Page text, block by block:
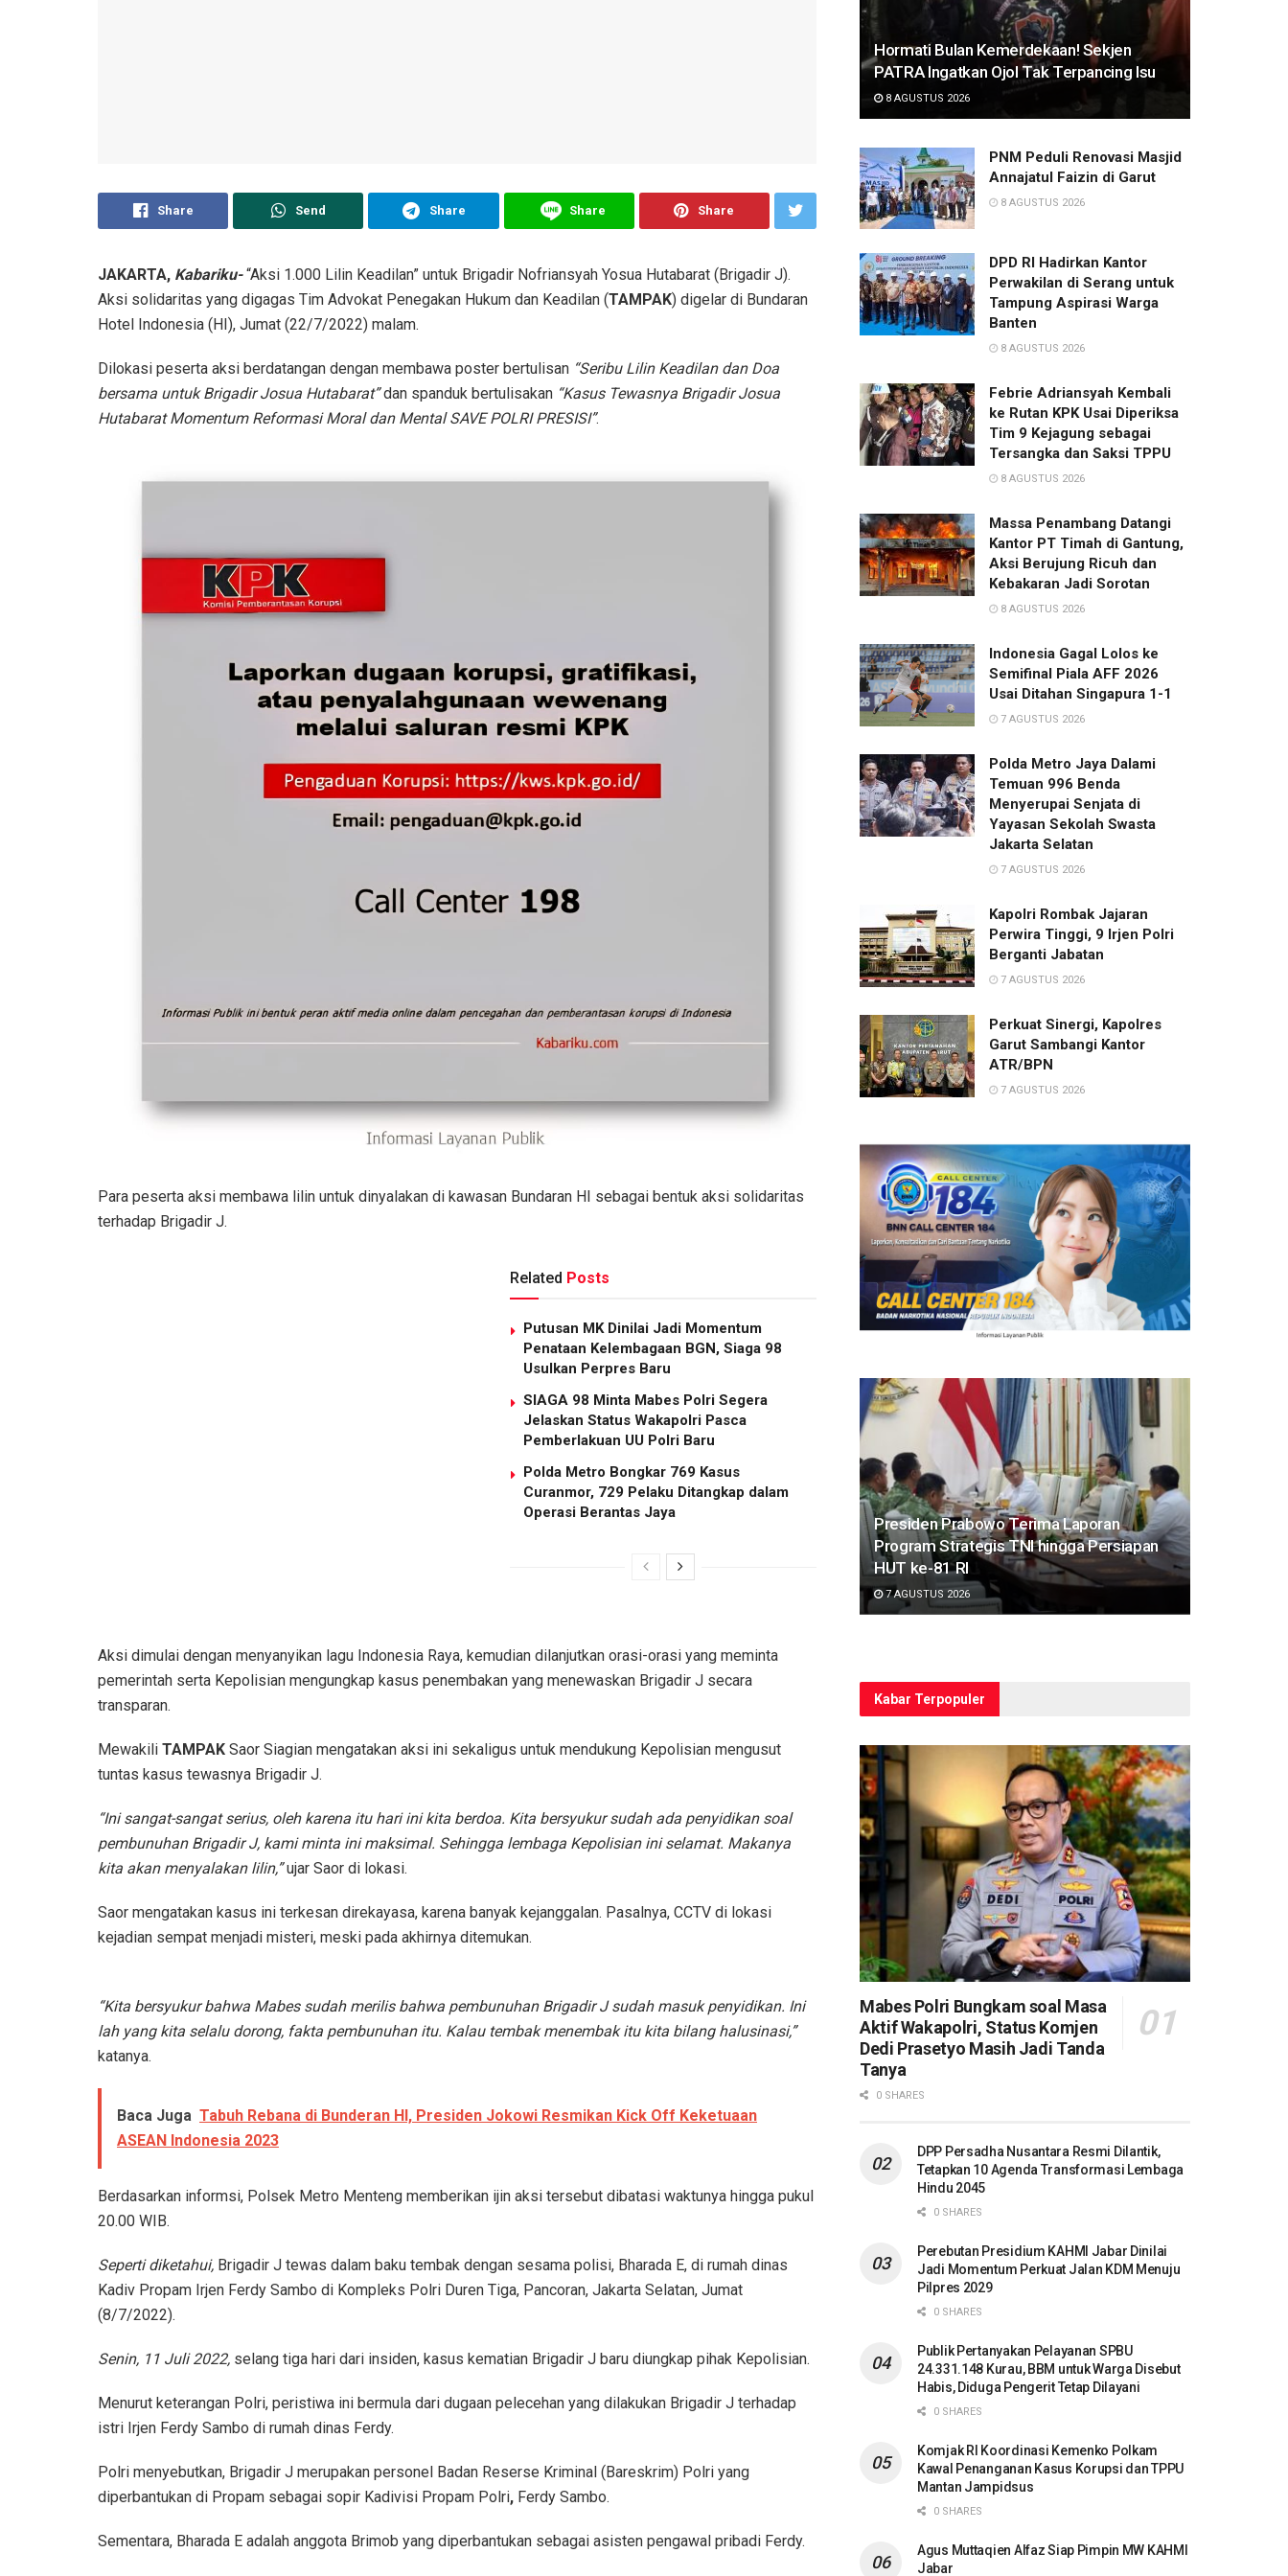
Share Send Share Share Share
JAKARTA, Kabariku-“Aksi 1.000 Lilin Keadilan” untuk Brigadir Nofriansyah Yosua Hutabarat (Brigadir J).
Aksi solidaritas yang digagas Tim Advokat Penegakan Hukum dan Keadilan (TAMPAK) digelar di Bundaran
Hotel Indonesia (HI), Jumat (22/7/2022) malam.
Dilokasi peserta aksi berdatangan dengan membawa poster bertulisan “Seribu Lilin Keadilan dan Doa
bersama untuk Brigadir Josua Hutabarat”dan spanduk bertulisakan “Kasus Tewasnya Brigadir Josua
Hutabarat Momentum Reformasi Moral dan Mental SAVE POLRI PRESISI”.
Para peserta aksi membawa lilin untuk dinyalakan di kawasan Bundaran HI sebagai bentuk aksi solidaritas
terhadap Brigadir J.
Related Posts
Putusan MK Dinilai Jadi Momentum
Penataan Kelembagaan BGN, Siaga 98
Usulkan Perpres Baru
SIAGA 98 Minta Mabes Polri Segera
Jelaskan Status Wakapolri Pasca
Pemberlakuan UU Polri Baru
Polda Metro Bongkar 769 Kasus
Curanmor, 729 Pelaku Ditangkap dalam
Operasi Berantas Jaya
Aksi dimulai dengan menyanyikan lagu Indonesia Raya, kemudian dilanjutkan orasi-orasi yang meminta
pemerintah serta Kepolisian mengungkap kasus penembakan yang menewaskan Brigadir J secara
transparan.
Mewakili TAMPAK Saor Siagian mengatakan aksi ini sekaligus untuk mendukung Kepolisian mengusut
tuntas kasus tewasnya Brigadir J.
“Ini sangat-sangat serius, oleh karena itu hari ini kita berdoa. Kita bersyukur sudah ada penyidikan soal
pembunuhan Brigadir J, kami minta ini maksimal. Sehingga lembaga Kepolisian ini selamat. Makanya
kita akan menyalakan lilin,”ujar Saor di lokasi.
Saor mengatakan kasus ini terkesan direkayasa, karena banyak kejanggalan. Pasalnya, CCTV di lokasi
kejadian sempat menjadi misteri, meski pada akhirnya ditemukan.
“Kita bersyukur bahwa Mabes sudah merilis bahwa pembunuhan Brigadir J sudah masuk penyidikan. Ini
lah yang kita selalu dorong, fakta pembunuhan itu. Kalau tembak menembak itu kita bilang halusinasi,”
katanya.
Baca Juga Tabuh Rebana di Bunderan HI, Presiden Jokowi Resmikan Kick Off Keketuaan
ASEAN Indonesia 2023
Berdasarkan informsi, Polsek Metro Menteng memberikan ijin aksi tersebut dibatasi waktunya hingga pukul
20.00 WIB.
Seperti diketahui, Brigadir J tewas dalam baku tembak dengan sesama polisi, Bharada E, di rumah dinas
Kadiv Propam Irjen Ferdy Sambo di Kompleks Polri Duren Tiga, Pancoran, Jakarta Selatan, Jumat
(8/7/2022).
Senin, 11 Juli 2022, selang tiga hari dari insiden, kasus kematian Brigadir J baru diungkap pihak Kepolisian.
Menurut keterangan Polri, peristiwa ini bermula dari dugaan pelecehan yang dilakukan Brigadir J terhadap
istri Irjen Ferdy Sambo di rumah dinas Ferdy.
Polri menyebutkan, Brigadir J merupakan personel Badan Reserse Kriminal (Bareskrim) Polri yang
diperbantukan di Propam sebagai sopir Kadivisi Propam Polri, Ferdy Sambo.
Sementara, Bharada E adalah anggota Brimob yang diperbantukan sebagai asisten pengawal pribadi Ferdy.
Hormati Bulan Kemerdekaan! Sekjen
PATRA Ingatkan Ojol Tak Terpancing Isu
8 AGUSTUS 2026
PNM Peduli Renovasi Masjid
Annajatul Faizin di Garut
8 AGUSTUS 2026
DPD RI Hadirkan Kantor
Perwakilan di Serang untuk
Tampung Aspirasi Warga
Banten
8 AGUSTUS 2026
Febrie Adriansyah Kembali
ke Rutan KPK Usai Diperiksa
Tim 9 Kejagung sebagai
Tersangka dan Saksi TPPU
8 AGUSTUS 2026
Massa Penambang Datangi
Kantor PT Timah di Gantung,
Aksi Berujung Ricuh dan
Kebakaran Jadi Sorotan
8 AGUSTUS 2026
Indonesia Gagal Lolos ke
Semifinal Piala AFF 2026
Usai Ditahan Singapura 1-1
7 AGUSTUS 2026
Polda Metro Jaya Dalami
Temuan 996 Benda
Menyerupai Senjata di
Yayasan Sekolah Swasta
Jakarta Selatan
7 AGUSTUS 2026
Kapolri Rombak Jajaran
Perwira Tinggi, 9 Irjen Polri
Berganti Jabatan
7 AGUSTUS 2026
Perkuat Sinergi, Kapolres
Garut Sambangi Kantor
ATR/BPN
7 AGUSTUS 2026
Presiden Prabowo Terima Laporan
Program Strategis TNI hingga Persiapan
HUT ke-81 RI
7 AGUSTUS 2026
Kabar Terpopuler
Mabes Polri Bungkam soal Masa
Aktif Wakapolri, Status Komjen
Dedi Prasetyo Masih Jadi Tanda
Tanya
0 SHARES
DPP Persadha Nusantara Resmi Dilantik,
Tetapkan 10 Agenda Transformasi Lembaga
Hindu 2045
0 SHARES
Perebutan Presidium KAHMI Jabar Dinilai
Jadi Momentum Perkuat Jalan KDM Menuju
Pilpres 2029
0 SHARES
Publik Pertanyakan Pelayanan SPBU
24.331.148 Kurau, BBM untuk Warga Disebut
Habis, Diduga Pengerit Tetap Dilayani
0 SHARES
Komjak RI Koordinasi Kemenko Polkam
Kawal Penanganan Kasus Korupsi dan TPPU
Mantan Jampidsus
0 SHARES
Agus Muttaqien Alfaz Siap Pimpin MW KAHMI
Jabar